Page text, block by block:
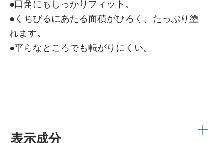
●口角にもしっかりフィット。
●くちびるにあたる面積がひろく、たっぷり塗
れます。
●平らなところでも転がりにくい。
表示成分